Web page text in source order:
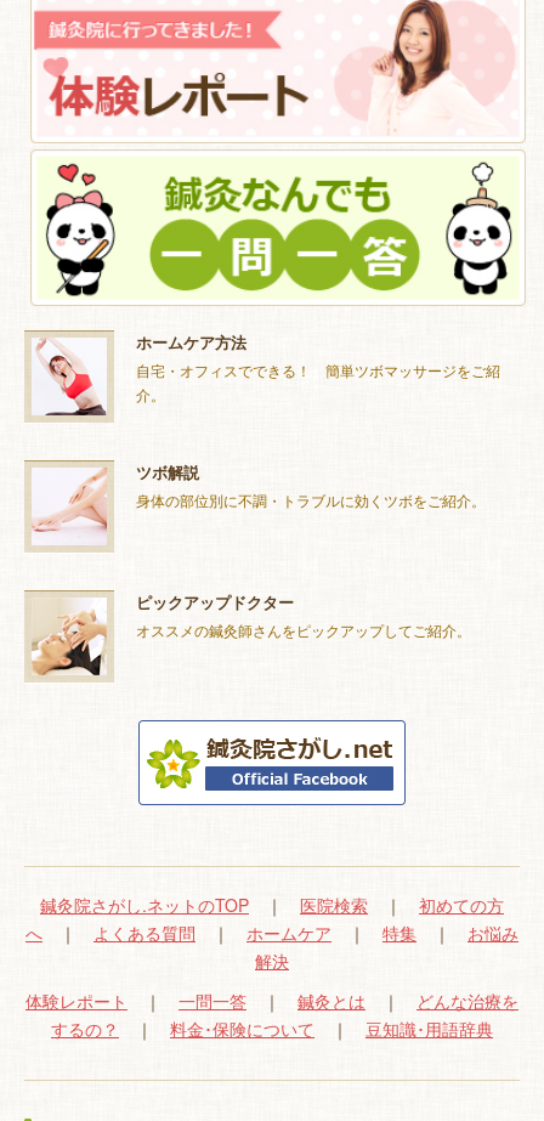
ホームケア方法
自宅・オフィスでできる！ 簡単ツボマッサージをご紹
介。
ツボ解説
身体の部位別に不調・トラブルに効くツボをご紹介。
ピックアップドクター
オススメの鍼灸師さんをピックアップしてご紹介。
鍼灸院さがし.ネットのTOP ｜ 医院検索 ｜ 初めての方
へ ｜ よくある質問 ｜ ホームケア ｜ 特集 ｜ お悩み
解決
体験レポート
｜ 一問一答 ｜ 鍼灸とは ｜ どんな治療を
するの？
｜ 料金･保険について ｜ 豆知識･用語辞典